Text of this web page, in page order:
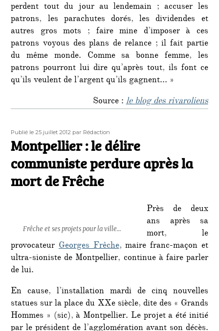
perdent tout du jour au lendemain ; accuser les
patrons, les parachutes dorés, les dividendes et
autres gros mots ; faire mine d’imposer à ces
patrons voyous des plans de relance ; il fait partie
du même monde. Comme sa bonne femme, les
patrons pourront lui dire qu’après tout, ils font ce
qu’ils veulent de l’argent qu’ils gagnent… »
Source :le blog des rivaroliens
Publié
le
Publié le 25 juillet 2012 Auteur
par Rédaction
Montpellier : le délire
communiste perdure après la
mort de Frêche
Frêche et ses projets pour la ville...
Près de deux
ans après sa
mort, le
provocateurGeorges Frêche, maire franc-maçon et
ultra-sioniste de Montpellier, continue à faire parler
de lui.
En cause, l’installation mardi de cinq nouvelles
statues sur la place du XXe siècle, dite des « Grands
Hommes » (sic), à Montpellier. Le projet a été initié